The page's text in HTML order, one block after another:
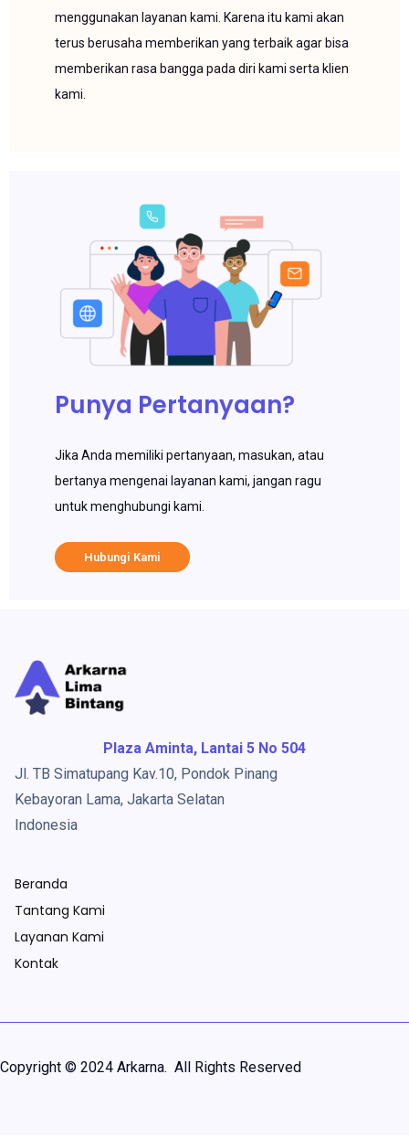
menggunakan layanan kami. Karena itu kami akan
terus berusaha memberikan yang terbaik agar bisa
memberikan rasa bangga pada diri kami serta klien
kami.
Punya Pertanyaan?
Jika Anda memiliki pertanyaan, masukan, atau
bertanya mengenai layanan kami, jangan ragu
untuk menghubungi kami.
Hubungi Kami
Plaza Aminta, Lantai 5 No 504
Jl. TB Simatupang Kav.10, Pondok Pinang
Kebayoran Lama, Jakarta Selatan
Indonesia
Beranda
Tantang Kami
Layanan Kami
Kontak
Copyright © 2024 Arkarna. All Rights Reserved